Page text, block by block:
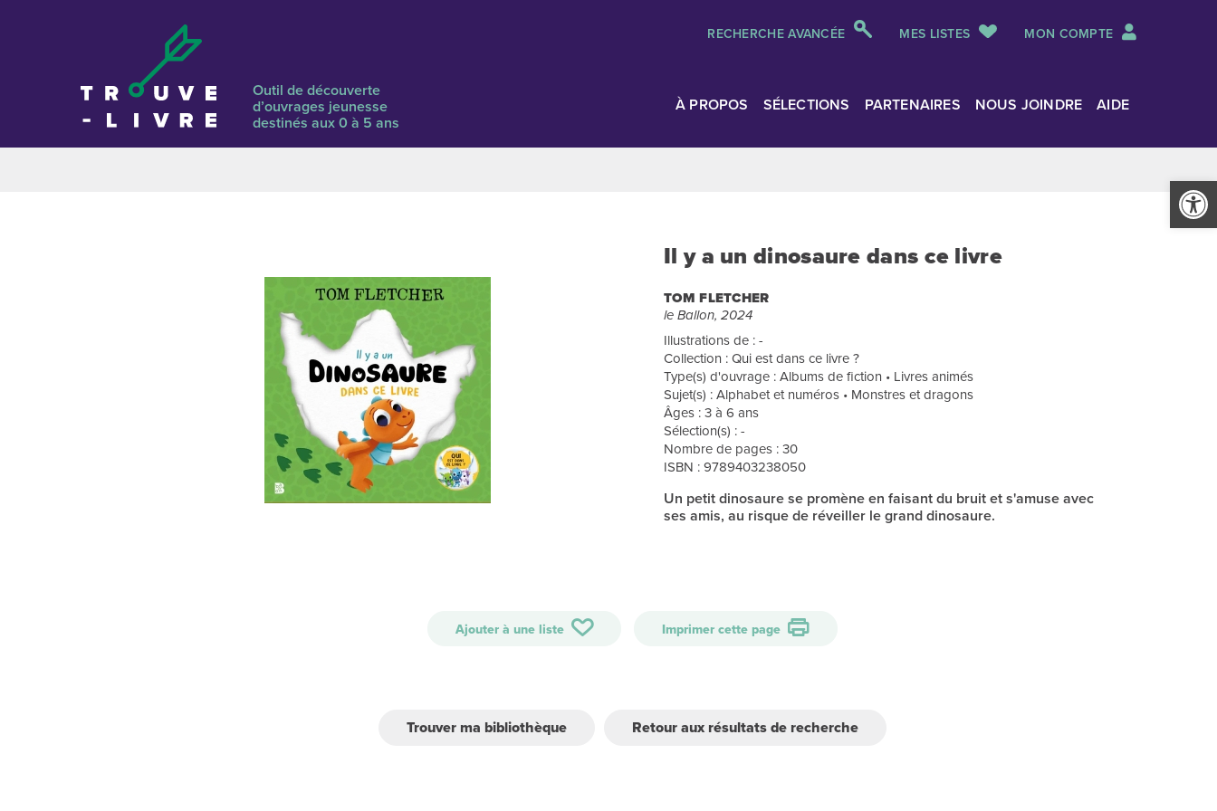
Ouvrir
RECHERCHE AVANCÉE MES LISTES MON COMPTE
Outil de découverte
d’ouvrages jeunesse
destinés aux 0 à 5 ans
À PROPOS SÉLECTIONS PARTENAIRES NOUS JOINDRE AIDE
Il y a un dinosaure dans ce livre
TOM FLETCHER
le Ballon, 2024
Illustrations de : -
Collection : Qui est dans ce livre ?
Type(s) d'ouvrage : Albums de fiction • Livres animés
Sujet(s) : Alphabet et numéros • Monstres et dragons
Âges : 3 à 6 ans
Sélection(s) : -
Nombre de pages : 30
ISBN : 9789403238050
Un petit dinosaure se promène en faisant du bruit et s'amuse avec
ses amis, au risque de réveiller le grand dinosaure.
Ajouter à une liste Imprimer cette page
Trouver ma bibliothèque Retour aux résultats de recherche